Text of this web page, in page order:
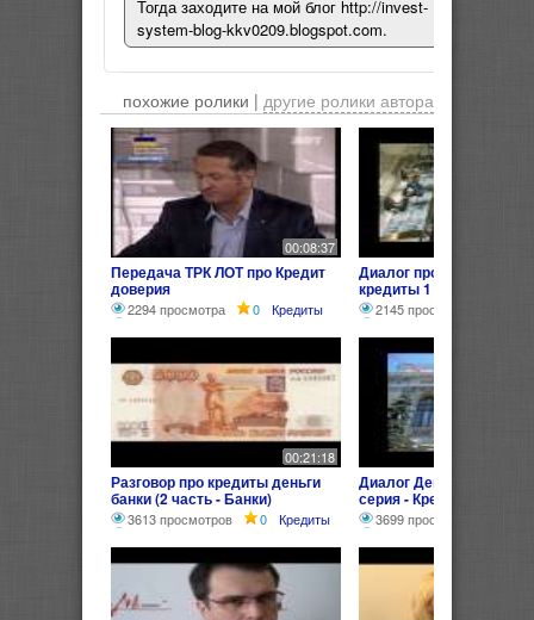
Тогда заходите на мой блог http://invest-
system-blog-kkv0209.blogspot.com.
похожие ролики | другие ролики автора
00:08:37
Передача ТРК ЛОТ про Кредит
доверия
2294 просмотра 0 Кредиты
Диалог про деньги банки
кредиты 1
2145 просмотров
00:21:18
Разговор про кредиты деньги
банки (2 часть - Банки)
3613 просмотров 0 Кредиты
Диалог Деньги Банки
серия - Кредит)
3699 просмотров